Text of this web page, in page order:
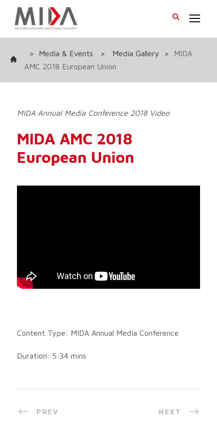
> Media & Events > Media Gallery >
MIDA
AMC 2018 European Union
MIDA Annual Media Conference 2018 Video
MIDA AMC 2018
European Union
Content Type: MIDA Annual Media Conference
Duration: 5:34 mins
PREV NEXT